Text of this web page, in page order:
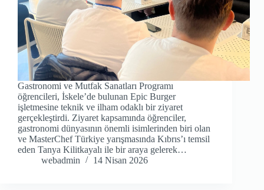
Gastronomi ve Mutfak Sanatları Programı
öğrencileri, İskele’de bulunan Epic Burger
işletmesine teknik ve ilham odaklı bir ziyaret
gerçekleştirdi. Ziyaret kapsamında öğrenciler,
gastronomi dünyasının önemli isimlerinden biri olan
ve MasterChef Türkiye yarışmasında Kıbrıs’ı temsil
eden Tanya Kilitkayalı ile bir araya gelerek…
webadmin
14 Nisan 2026